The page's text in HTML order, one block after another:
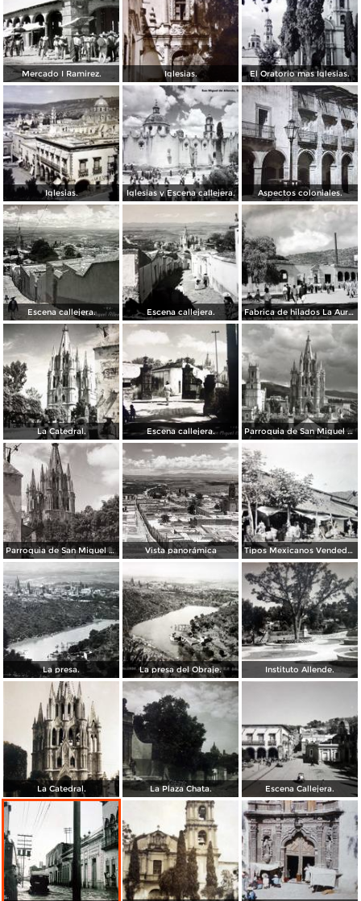
Mercado I Ramirez. Iglesias. El Oratorio mas Iglesias.
Iglesias. Iglesias y Escena callejera. Aspectos coloniales.
Escena callejera. Escena callejera. Fabrica de hilados La Aurora S A.
La Catedral. Escena callejera. Parroquia de San Miguel de Allende
Parroquia de San Miguel de Allende Vista panorámica Tipos Mexicanos Vendedores de loza.
La presa. La presa del Obraje. Instituto Allende.
La Catedral. La Plaza Chata. Escena Callejera.